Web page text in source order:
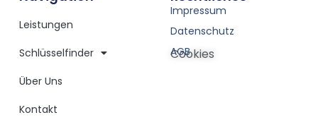
Leistungen
Schlüsselfinder
Über Uns
Kontakt
Impressum
Datenschutz
AGB
Cookies